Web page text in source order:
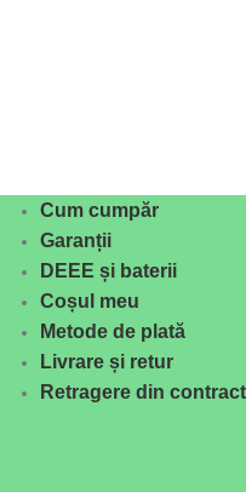
Cum cumpăr
Garanții
DEEE și baterii
Coșul meu
Metode de plată
Livrare și retur
Retragere din